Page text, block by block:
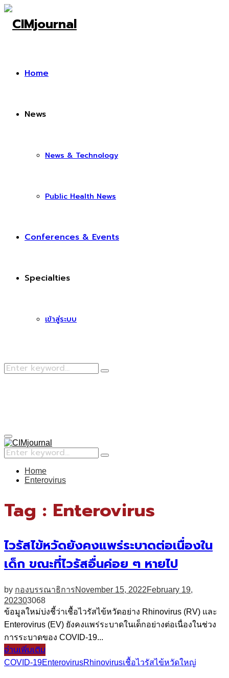
Home
News
News & Technology
Public Health News
Conferences & Events
Specialties
เข้าสู่ระบบ
Search
Search
Primary
Menu
Search
for:
Search
Home
Enterovirus
Tag : Enterovirus
ไวรัสไข้หวัดยังคงแพร่ระบาดต่อเนื่องใน
เด็ก ขณะที่ไวรัสอื่นค่อย ๆ หายไป
by กองบรรณาธิการNovember 15, 2022February 19,
202303068
ข้อมูลใหม่บ่งชี้ว่าเชื้อไวรัสไข้หวัดอย่าง Rhinovirus (RV) และ
Enterovirus (EV) ยังคงแพร่ระบาดในเด็กอย่างต่อเนื่องในช่วง
การระบาดของ COVID-19...
อ่านเพิ่มเติม
COVID-19EnterovirusRhinovirusเชื้อไวรัสไข้หวัดใหญ่